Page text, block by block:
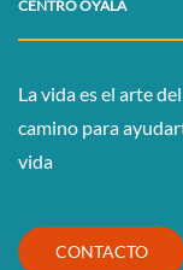
CENTRO OYALA
La vida es el arte
camino para
vida
CONTACTO